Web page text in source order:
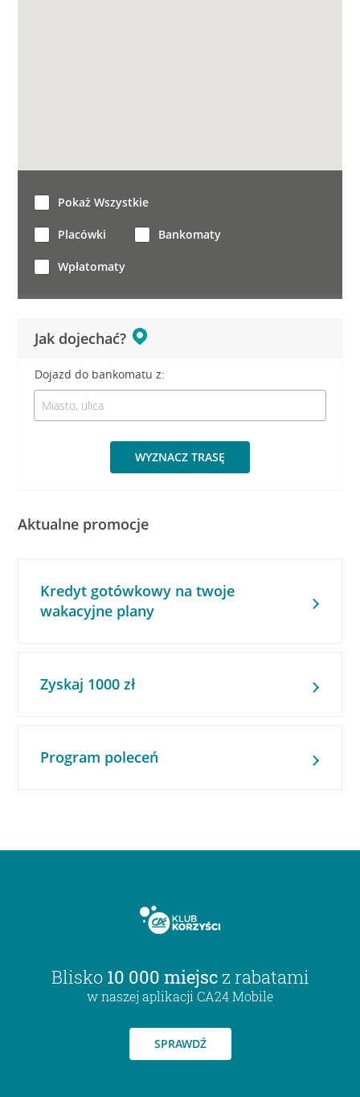
Jak dojechać?
Dojazd do bankomatu z:
WYZNACZ TRASĘ
Pokaż Wszystkie
Placówki Bankomaty
Wpłatomaty
Aktualne promocje
Kredyt gotówkowy na twoje
wakacyjne plany
Zyskaj 1000 zł
Program poleceń
Blisko 10 000 miejsc z rabatami
w naszej aplikacji CA24 Mobile
SPRAWDŹ